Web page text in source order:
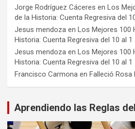
Jorge Rodríguez Cáceres en Los
de la Historia: Cuenta Regresiva del
Jesus mendoza en Los Mejores 100
Historia: Cuenta Regresiva del 10 al 1
Jesus mendoza en Los Mejores 100
Historia: Cuenta Regresiva del 10 al 1
Francisco Carmona en Falleció Rosa
Aprendiendo las Reglas